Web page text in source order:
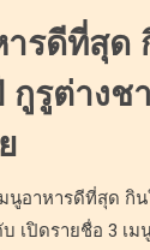
รดีที่สุด
กูรูต่างช
มนูอาหารดีที่สุด กิ
เปิดรายชื่อ 3 เม